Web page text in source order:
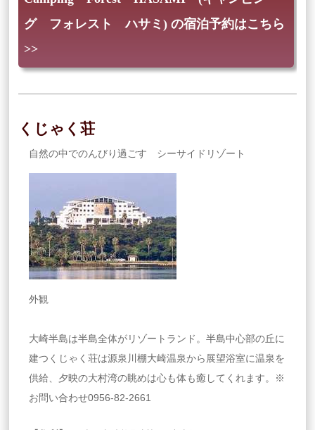
グ フォレスト ハサミ) の宿泊予約はこちら
>>
くじゃく荘
自然の中でのんびり過ごす シーサイドリゾート
外観
大崎半島は半島全体がリゾートランド。半島中心部の丘に
建つくじゃく荘は源泉川棚大崎温泉から展望浴室に温泉を
供給、夕映の大村湾の眺めは心も体も癒してくれます。※
お問い合わせ0956-82-2661